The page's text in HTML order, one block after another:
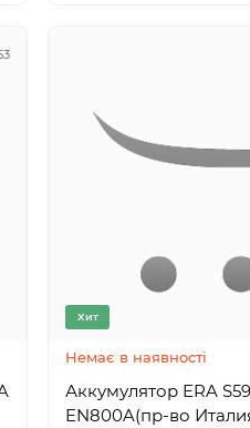
Хит
Немає в наявності
Аккумулятор ERA